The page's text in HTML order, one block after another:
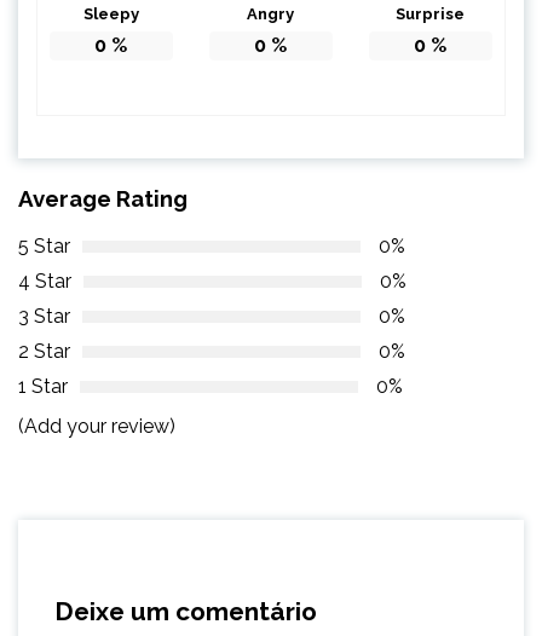
Sleepy
0 %
Angry
0 %
Surprise
0 %
Average Rating
5 Star
0%
4 Star
0%
3 Star
0%
2 Star
0%
1 Star
0%
(Add your review)
Deixe um comentário